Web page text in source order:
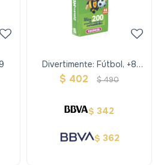
Divertimente: Fútbol, +8
Años
$ 402 $490
$ 342
$ 362